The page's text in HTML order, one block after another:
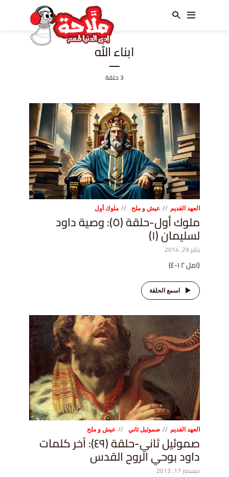
ابناء الله
3 حلقة
العهد القديم عيش و ملح ملوك أول
ملوك أول-حلقة (٥): وصية داود
لسليمان (١)
يناير 29, 2014
(١مل ٢ ١-٤)
اسمع الحلقة
العهد القديم صموئيل ثاني عيش و ملح
صموئيل ثاني-حلقة (٤٩): آخر كلمات
داود بوحي الروح القدس
ديسمبر 17, 2013